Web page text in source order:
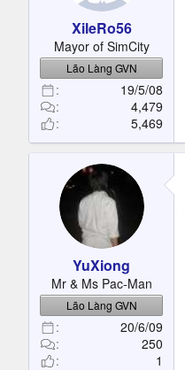
e
r
XileRo56
Mayor of SimCity
Lão Làng GVN
19/5/08
4,479
5,469
YuXiong
Mr & Ms Pac-Man
Lão Làng GVN
20/6/09
250
1